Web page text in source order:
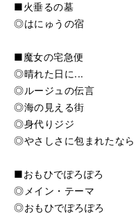
■火垂るの墓
◎はにゅうの宿
■魔女の宅急便
◎晴れた日に...
◎ルージュの伝言
◎海の見える街
◎身代りジジ
◎やさしさに包まれたなら
■おもひでぽろぽろ
◎メイン・テーマ
◎おもひでぽろぽろ